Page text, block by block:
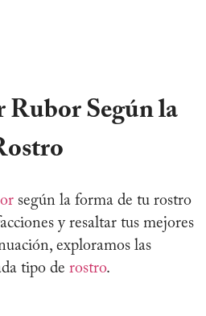
Según la
según la forma de tu rostro
y resaltar tus mejores
exploramos las
tipo de rostro.